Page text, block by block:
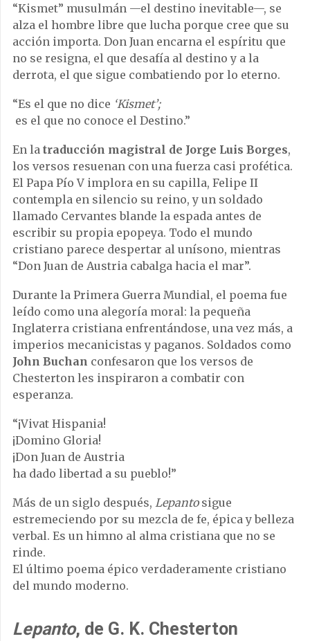
“Kismet” musulmán —el destino inevitable—, se
alza el hombre libre que lucha porque cree que su
acción importa. Don Juan encarna el espíritu que
no se resigna, el que desafía al destino y a la
derrota, el que sigue combatiendo por lo eterno.
“Es el que no dice ‘Kismet’;
es el que no conoce el Destino.”
En la traducción magistral de Jorge Luis Borges,
los versos resuenan con una fuerza casi profética.
El Papa Pío V implora en su capilla, Felipe II
contempla en silencio su reino, y un soldado
llamado Cervantes blande la espada antes de
escribir su propia epopeya. Todo el mundo
cristiano parece despertar al unísono, mientras
“Don Juan de Austria cabalga hacia el mar”.
Durante la Primera Guerra Mundial, el poema fue
leído como una alegoría moral: la pequeña
Inglaterra cristiana enfrentándose, una vez más, a
imperios mecanicistas y paganos. Soldados como
John Buchan confesaron que los versos de
Chesterton les inspiraron a combatir con
esperanza.
“¡Vivat Hispania!
¡Domino Gloria!
¡Don Juan de Austria
ha dado libertad a su pueblo!”
Más de un siglo después, Lepantosigue
estremeciendo por su mezcla de fe, épica y belleza
verbal. Es un himno al alma cristiana que no se
rinde.
El último poema épico verdaderamente cristiano
del mundo moderno.
Lepanto, de G. K. Chesterton